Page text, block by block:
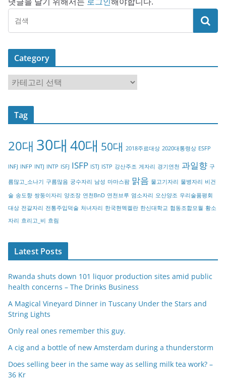
Category
a
t
o
y
Tag
20대 30대 40대 50대 2018주료대상 2020대통령상 ESFP
INFJ INFP INTJ INTP ISFJ ISFP ISTJ ISTP 강산주조 게자리 경기연천 과일향 구
름많고_소나기 구름많음 궁수자리 남성 마마스팜 맑음 물고기자리 물병자리 비건
술 송도향 쌍둥이자리 양조장 연천BnD 연천브루 염소자리 오산양조 우리술품평회
대상 전갈자리 전통주입덕술 처녀자리 한국현멕켈란 한신대학교 협동조합모월 황소
자리 흐리고_비 흐림
Latest Posts
Rwanda shuts down 101 liquor production sites amid public
health concerns – The Drinks Business
A Magical Vineyard Dinner in Tuscany Under the Stars and
String Lights
Only real ones remember this guy.
A cig and a bottle of new Amsterdam during a thunderstorm
Does selling beer in the same way as selling milk tea work? –
36 Kr